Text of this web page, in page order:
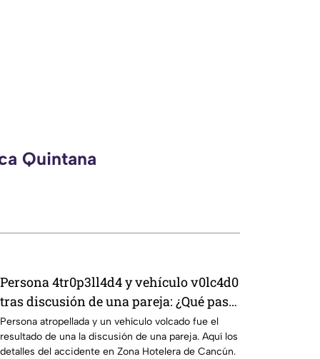
Quintana
Persona 4tr0p3ll4d4 y vehículo v0lc4d0
tras discusión de una pareja: ¿Qué pasó
en la Zona Hotelera de Cancún HOY, 4
de agosto de 2026?
Persona atropellada y un vehículo volcado fue el
resultado de una la discusión de una pareja. Aquí los
detalles del accidente en Zona Hotelera de Cancún.